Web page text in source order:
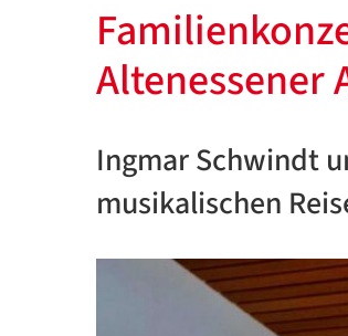
Altenessener
Ingmar Schwindt
musikalischen